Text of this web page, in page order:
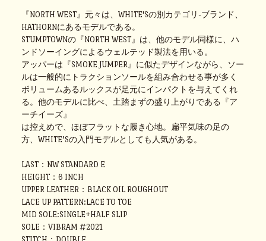
『NORTH WEST』元々は、WHITE'Sの別カテゴリ-ブランド、
HATHORNにあるモデルである。
STUMPTOWNの『NORTH WEST』は、他のモデル同様に、ハ
ンドソーイングによるウェルテッド製法を用いる。
アッパーは『SMOKE JUMPER』に似たデザインながら、ソー
ルは一般的にトラクションソールを組み合わせる事が多く
ボリュームあるルックスが足元にインパクトを与えてくれ
る。他のモデルに比べ、土踏まずの盛り上がりである『ア
ーチイーズ』
は控えめで、ほぼフラットな履き心地。扁平気味の足の
方、WHITE’Sの入門モデルとしても人気がある。
LAST：NW STANDARD E
HEIGHT：6 INCH
UPPER LEATHER：BLACK OIL ROUGHOUT
LACE UP PATTERN:LACE TO TOE
MID SOLE:SINGLE+HALF SLIP
SOLE：VIBRAM #2021